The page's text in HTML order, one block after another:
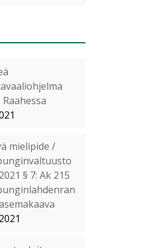
Raahessa
mielipide /
§ 7: Ak 215